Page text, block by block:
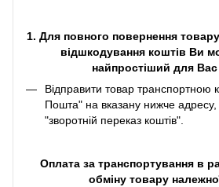
1. Для повного повернення товару
відшкодування коштів Ви
найпростіший для Вас
Відправити товар транспортною
Пошта" на вказану нижче адресу,
"зворотній переказ коштів".
Оплата за транспортування в
обміну товару